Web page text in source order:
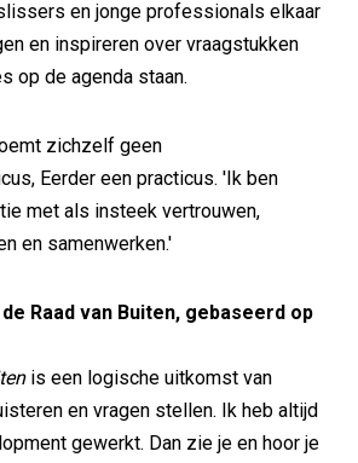
en jonge professionals elkaar
en inspireren over vraagstukken
op de agenda staan.
zichzelf geen
Eerder een practicus. 'Ik ben
met als insteek vertrouwen,
en samenwerken.'
Raad van Buiten, gebaseerd op
is een logische uitkomst van
en vragen stellen. Ik heb altijd
gewerkt. Dan zie je en hoor je